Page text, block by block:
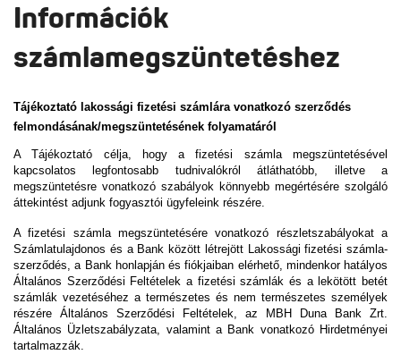
Információk
számlamegszüntetéshez
Tájékoztató lakossági fizetési számlára vonatkozó szerződés
felmondásának/megszüntetésének folyamatáról
A Tájékoztató célja, hogy a fizetési számla megszüntetésével
kapcsolatos legfontosabb tudnivalókról átláthatóbb, illetve a
megszüntetésre vonatkozó szabályok könnyebb megértésére szolgáló
áttekintést adjunk fogyasztói ügyfeleink részére.
A fizetési számla megszüntetésére vonatkozó részletszabályokat a
Számlatulajdonos és a Bank között létrejött Lakossági fizetési számla-
szerződés, a Bank honlapján és fiókjaiban elérhető, mindenkor hatályos
Általános Szerződési Feltételek a fizetési számlák és a lekötött betét
számlák vezetéséhez a természetes és nem természetes személyek
részére Általános Szerződési Feltételek, az MBH Duna Bank Zrt.
Általános Üzletszabályzata, valamint a Bank vonatkozó Hirdetményei
tartalmazzák.